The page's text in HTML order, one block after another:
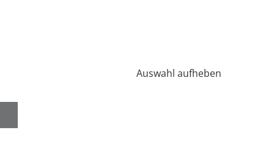
Auswahl aufheben